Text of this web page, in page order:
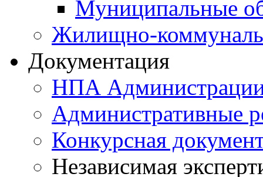
Муниципальные
Жилищно-
Документация
НПА
Административные
Конкурсная
Независимая